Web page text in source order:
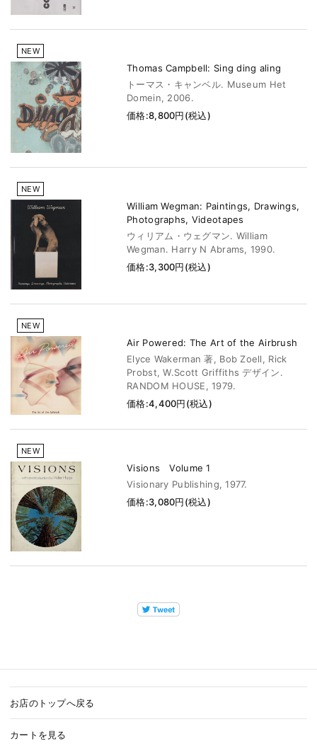
NEW
Thomas Campbell: Sing ding aling
トーマス・キャンベル. Museum Het
Domein, 2006.
価格:8,800円(税込)
NEW
William Wegman: Paintings, Drawings,
Photographs, Videotapes
ウィリアム・ウェグマン. William
Wegman. Harry N Abrams, 1990.
価格:3,300円(税込)
NEW
Air Powered: The Art of the Airbrush
Elyce Wakerman 著, Bob Zoell, Rick
Probst, W.Scott Griffiths デザイン.
RANDOM HOUSE, 1979.
価格:4,400円(税込)
NEW
Visions Volume 1
Visionary Publishing, 1977.
価格:3,080円(税込)
お店のトップへ戻る
カートを見る